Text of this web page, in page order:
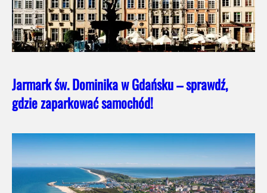
Jarmark św. Dominika w Gdańsku – sprawdź,
gdzie zaparkować samochód!